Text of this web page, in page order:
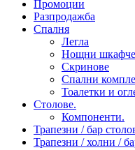
Промоции
Разпродажба
Спалня
Легла
Нощни
Скринове
Спални
Тоалетки и
Столове.
Компоненти.
Трапезни / бар
Трапезни / холни /